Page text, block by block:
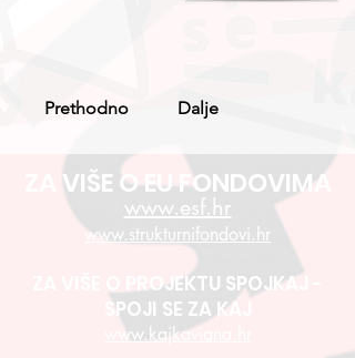
Prethodno Dalje
ZA VIŠE O EU FONDOVIMA
www.esf.hr
www.strukturnifondovi.hr
ZA VIŠE O PROJEKTU SPOJKAJ -
SPOJI SE ZA KAJ
www.kajkaviana.hr